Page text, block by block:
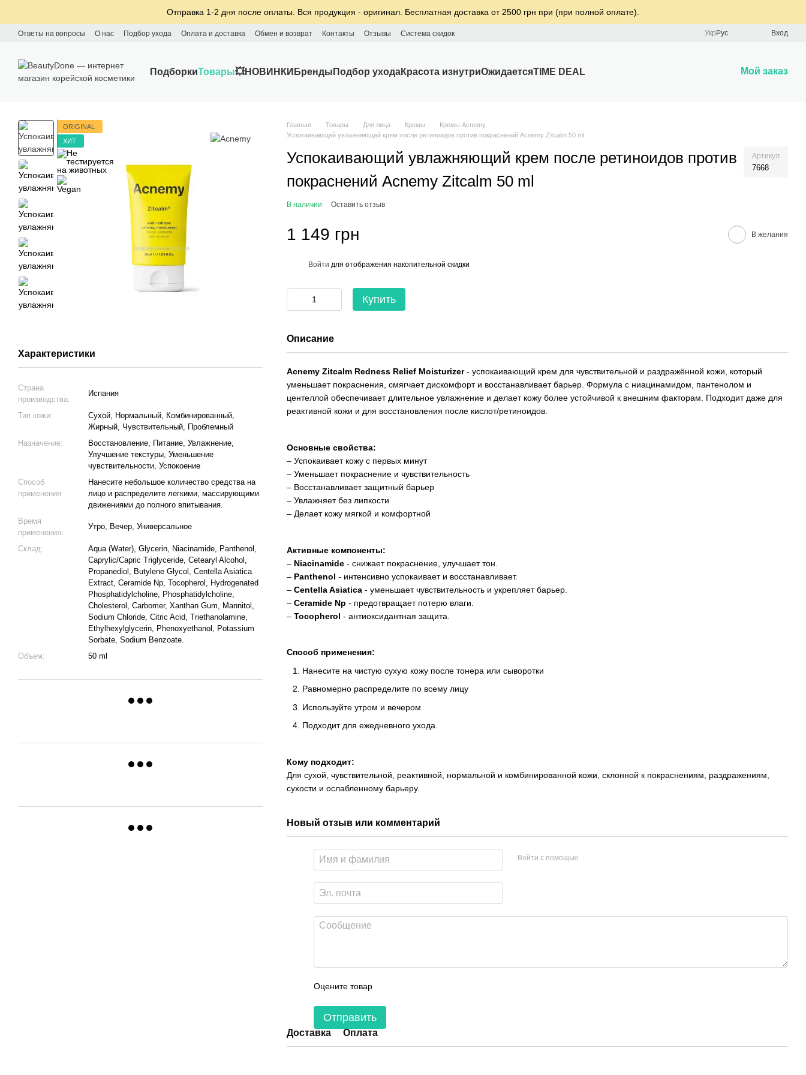
Отправка 1-2 дня после оплаты. Вся продукция - оригинал. Бесплатная доставка от 2500 грн при (при полной оплате).
Ответы на вопросы О нас Подбор ухода Оплата и доставка Обмен и возврат Контакты Отзывы Система скидок Укр Рус Вход
ПодборкиТовары💥НОВИНКИ Бренды Подбор уходаКрасота изнутриОжидаетсяTIME DEAL Мой заказ
ORIGINAL
ХИТ
Характеристики
Страна
производства:
Испания
Тип кожи:
Сухой, Нормальный, Комбинированный,
Жирный, Чувствительный, Проблемный
Назначение:
Восстановление, Питание, Увлажнение,
Улучшение текстуры, Уменьшение
чувствительности, Успокоение
Способ
применения
Нанесите небольшое количество средства на
лицо и распределите легкими, массирующими
движениями до полного впитывания.
Время
применения:
Утро, Вечер, Универсальное
Склад:
Aqua (Water), Glycerin, Niacinamide, Panthenol,
Caprylic/Capric Triglyceride, Cetearyl Alcohol,
Propanediol, Butylene Glycol, Centella Asiatica
Extract, Ceramide Np, Tocopherol, Hydrogenated
Phosphatidylcholine, Phosphatidylcholine,
Cholesterol, Carbomer, Xanthan Gum, Mannitol,
Sodium Chloride, Citric Acid, Triethanolamine,
Ethylhexylglycerin, Phenoxyethanol, Potassium
Sorbate, Sodium Benzoate.
Объем:
50 ml
Главная Товары Для лица Кремы
Кремы Acnemy
Успокаивающий увлажняющий крем после ретиноидов против покраснений Acnemy Zitcalm 50 ml
Успокаивающий увлажняющий крем после ретиноидов против
покраснений Acnemy Zitcalm 50 ml
Артикул
7668
В наличии Оставить отзыв
1 149 грн В желания
Войти для отображения накопительной скидки
Купить
Описание
Acnemy Zitcalm Redness Relief Moisturizer- успокаивающий крем для чувствительной и раздражённой кожи, который
уменьшает покраснения, смягчает дискомфорт и восстанавливает барьер. Формула с ниацинамидом, пантенолом и
центеллой обеспечивает длительное увлажнение и делает кожу более устойчивой к внешним факторам. Подходит даже для
реактивной кожи и для восстановления после кислот/ретиноидов.
Основные свойства:
– Успокаивает кожу с первых минут
– Уменьшает покраснение и чувствительность
– Восстанавливает защитный барьер
– Увлажняет без липкости
– Делает кожу мягкой и комфортной
Активные компоненты:
– Niacinamide - снижает покраснение, улучшает тон.
– Panthenol - интенсивно успокаивает и восстанавливает.
– Centella Asiatica - уменьшает чувствительность и укрепляет барьер.
– Ceramide Np - предотвращает потерю влаги.
– Tocopherol - антиоксидантная защита.
Способ применения:
Нанесите на чистую сухую кожу после тонера или сыворотки
Равномерно распределите по всему лицу
Используйте утром и вечером
Подходит для ежедневного ухода.
Кому подходит:
Для сухой, чувствительной, реактивной, нормальной и комбинированной кожи, склонной к покраснениям, раздражениям,
сухости и ослабленному барьеру.
Новый отзыв или комментарий
Войти с помощью
Оцените товар
Отправить
Доставка Оплата